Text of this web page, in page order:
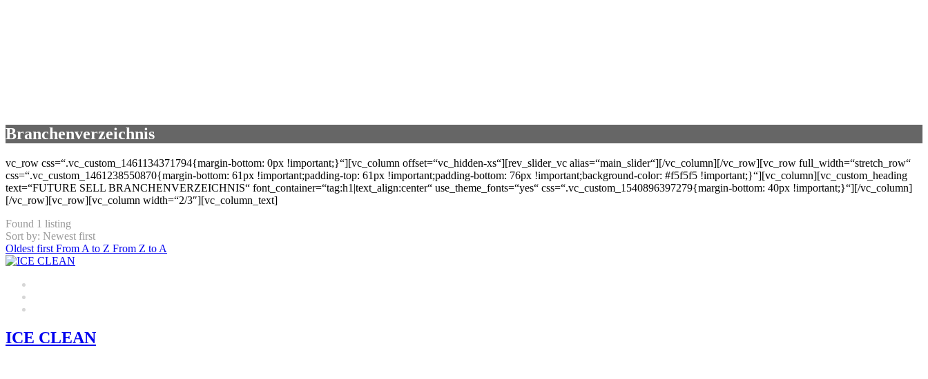
Branchenverzeichnis
vc_row css=“.vc_custom_1461134371794{margin-bottom: 0px !important;}“][vc_column offset=“vc_hidden-xs“][rev_slider_vc alias=“main_slider“][/vc_column][/vc_row][vc_row full_width=“stretch_row“
css=“.vc_custom_1461238550870{margin-bottom: 61px !important;padding-top: 61px !important;padding-bottom: 76px !important;background-color: #f5f5f5 !important;}“][vc_column][vc_custom_heading
text=“FUTURE SELL BRANCHENVERZEICHNIS“ font_container=“tag:h1|text_align:center“ use_theme_fonts=“yes“ css=“.vc_custom_1540896397279{margin-bottom: 40px !important;}“][/vc_column]
[/vc_row][vc_row][vc_column width=“2/3″][vc_column_text]
Found 1 listing
Sort by: Newest first
Oldest first From A to Z From Z to A
ICE CLEAN